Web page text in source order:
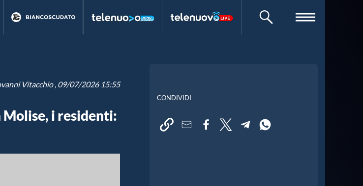
CERCA
Vitacchio, 09/07/2026 15:55
Molise, i residenti:
CONDIVIDI